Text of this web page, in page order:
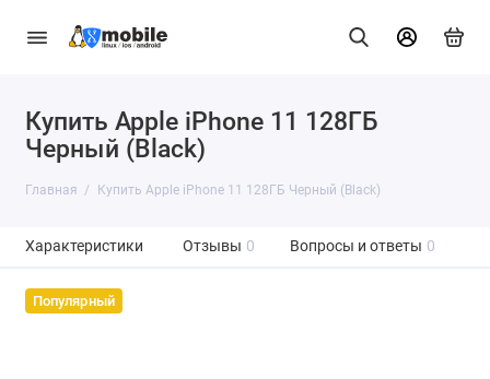
Купить Apple iPhone 11 128ГБ
Черный (Black)
Главная Купить Apple iPhone 11 128ГБ Черный (Black)
Характеристики Отзывы 0 Вопросы и ответы 0
Популярный